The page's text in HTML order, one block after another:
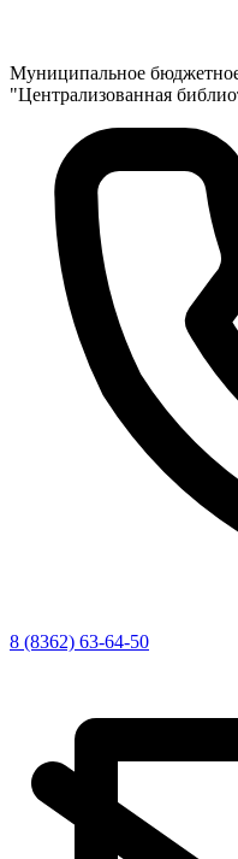
Муниципальное
"Централизованная
8 (8362) 63-64-50